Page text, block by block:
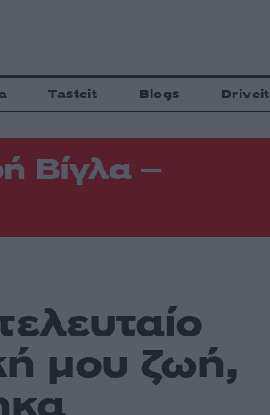
Tasteit Blogs Driveit
Βίγλα –
μου ζωή,